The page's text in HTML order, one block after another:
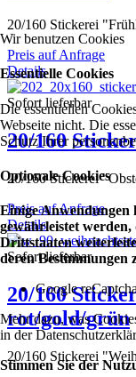
20/160 Stickerei
Preis auf Anfrage
Details
Sofort lieferbar
20/160
20/160 Stickerei
Preis auf Anfrage
Details
Sofort lieferbar
20/160
rot/gold/grün
20/160 Stickerei
Wir benutzen Cookies
Essentielle Cookies
Die essentiellen
Webseite nicht. Die
Schutz Ihrer
Optionale Cookies
Einige Anwendungen
gewährleistet
Drittstaaten
deren Bestimmungen
Google
Mehr dazu, was
in der
Stimmen Sie der